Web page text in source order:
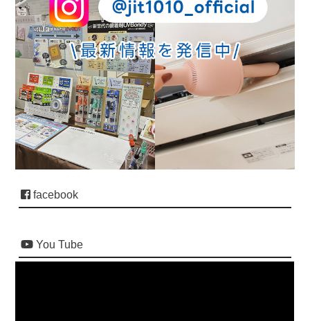
facebook
You Tube